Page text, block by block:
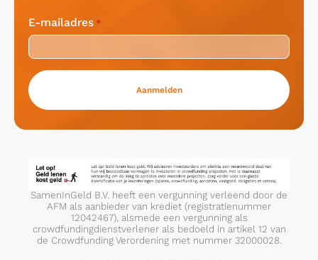
E-mailadres *
SamenInGeld B.V. heeft een vergunning verleend door de
AFM als aanbieder van krediet (registratienummer
12042467), alsmede een vergunning als
crowdfundingdienstverlener als bedoeld in artikel 12 van
de Crowdfunding Verordening met nummer 32000028.